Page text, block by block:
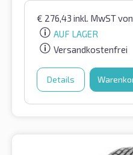
€ 276,43 inkl. MwST
AUF LAGER
Versandkostenfrei
Details